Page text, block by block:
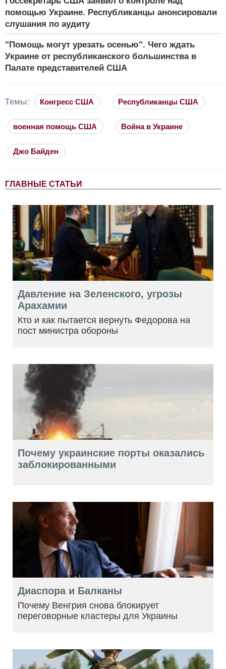
помощью Украине. Республиканцы анонсировали
слушания по аудиту
"Помощь могут урезать осенью". Чего ждать
Украине от республиканского большинства в
Палате представителей США
Темы: Конгресс США Республиканцы США
военная помощь США Война в Украине
Джо Байден
ГЛАВНЫЕ СТАТЬИ
Давление на Зеленского, угрозы
Арахамии
Кто и как пытается вернуть Федорова на
пост министра обороны
Почему украинские порты оказались
заблокированными
Диаспора и Балканы
Почему Венгрия снова блокирует
переговорные кластеры для Украины